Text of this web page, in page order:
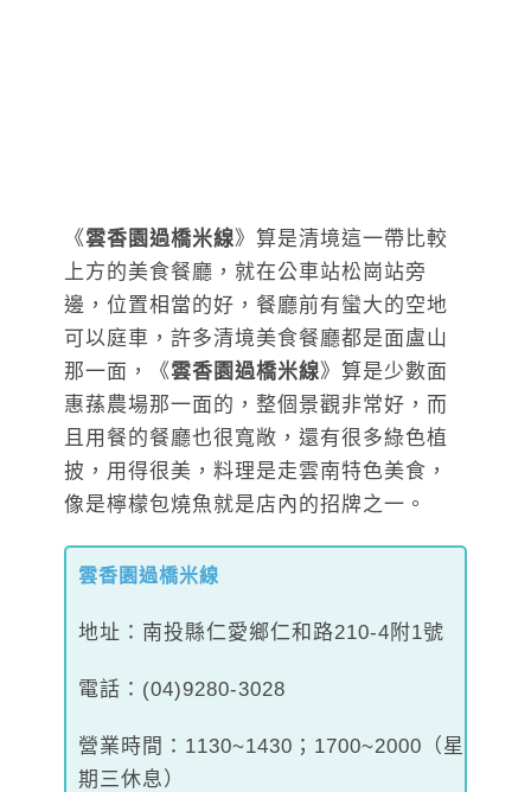
《雲香園過橋米線》算是清境這一帶比較
上方的美食餐廳，就在公車站松崗站旁
邊，位置相當的好，餐廳前有蠻大的空地
可以庭車，許多清境美食餐廳都是面盧山
那一面，《雲香園過橋米線》算是少數面
惠蓀農場那一面的，整個景觀非常好，而
且用餐的餐廳也很寬敞，還有很多綠色植
披，用得很美，料理是走雲南特色美食，
像是檸檬包燒魚就是店內的招牌之一。
雲香園過橋米線
地址：南投縣仁愛鄉仁和路210-4附1號
電話：(04)9280-3028
營業時間：1130~1430；1700~2000（星
期三休息）